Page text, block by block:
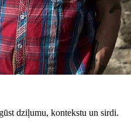
dziļumu, kontekstu un sirdi.